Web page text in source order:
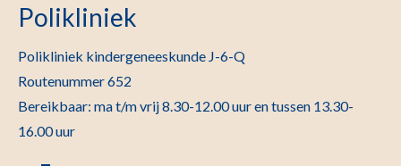
Polikliniek
Polikliniek kindergeneeskunde J-6-Q
Routenummer 652
Bereikbaar: ma t/m vrij 8.30-12.00 uur en tussen 13.30-
16.00 uur